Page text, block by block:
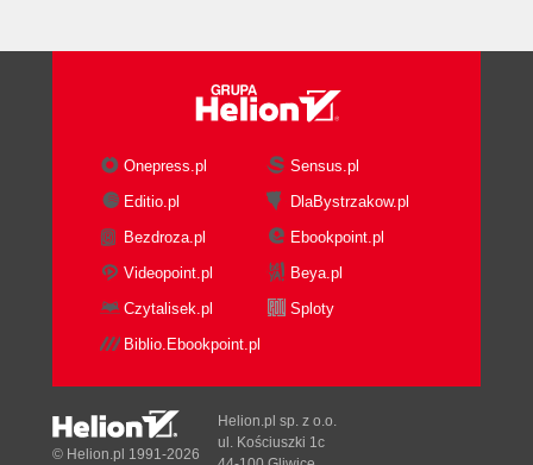
Onepress.pl
Sensus.pl
Editio.pl
DlaBystrzakow.pl
Bezdroza.pl
Ebookpoint.pl
Videopoint.pl
Beya.pl
Czytalisek.pl
Sploty
Biblio.Ebookpoint.pl
© Helion.pl 1991-2026
Helion.pl sp. z o.o.
ul. Kościuszki 1c